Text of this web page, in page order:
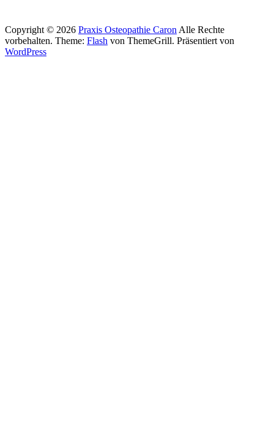
Copyright © 2026 Praxis Osteopathie Caron Alle Rechte
vorbehalten. Theme: Flash von ThemeGrill. Präsentiert von
WordPress